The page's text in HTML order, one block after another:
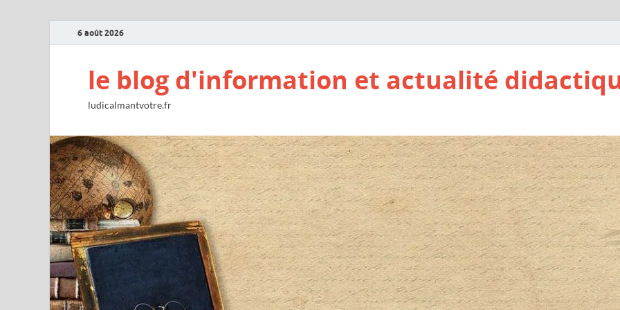
6 août 2026
le blog d'information et actualité
ludicalmantvotre.fr